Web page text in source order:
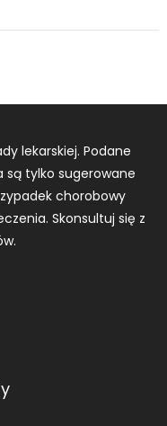
lekarskiej. Podane
są tylko sugerowane
chorobowy
Skonsultuj się z